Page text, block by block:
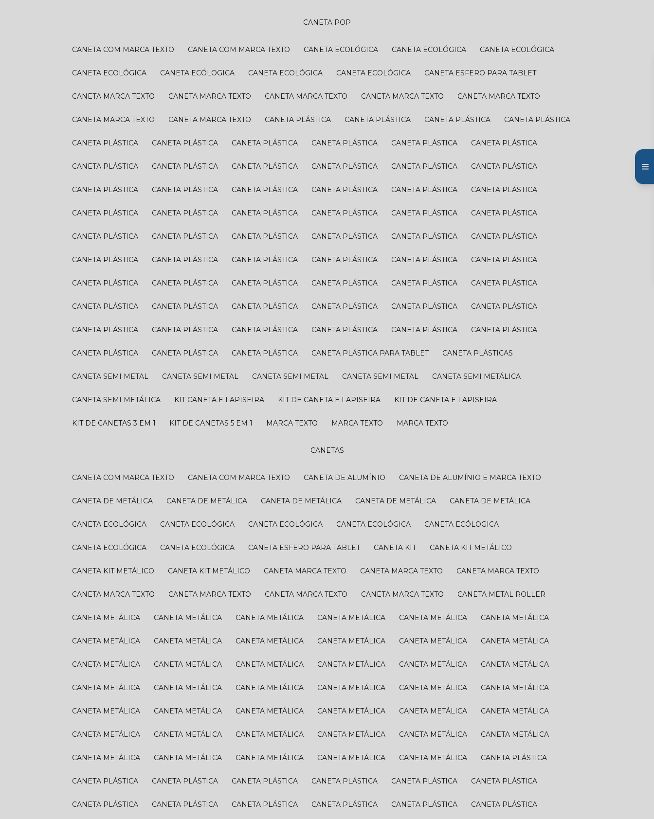
CANETA POP
CANETA COM MARCA TEXTO CANETA COM MARCA TEXTO CANETA ECOLÓGICA CANETA ECOLÓGICA CANETA ECOLÓGICA
CANETA ECOLÓGICA CANETA ECÓLOGICA CANETA ECOLÓGICA CANETA ECOLÓGICA CANETA ESFERO PARA TABLET
CANETA MARCA TEXTO CANETA MARCA TEXTO CANETA MARCA TEXTO CANETA MARCA TEXTO CANETA MARCA TEXTO
CANETA MARCA TEXTO CANETA MARCA TEXTO CANETA PLÁSTICA CANETA PLÁSTICA CANETA PLÁSTICA CANETA PLÁSTICA
CANETA PLÁSTICA CANETA PLÁSTICA CANETA PLÁSTICA CANETA PLÁSTICA CANETA PLÁSTICA CANETA PLÁSTICA
CANETA PLÁSTICA CANETA PLÁSTICA CANETA PLÁSTICA CANETA PLÁSTICA CANETA PLÁSTICA CANETA PLÁSTICA
CANETA PLÁSTICA CANETA PLÁSTICA CANETA PLÁSTICA CANETA PLÁSTICA CANETA PLÁSTICA CANETA PLÁSTICA
CANETA PLÁSTICA CANETA PLÁSTICA CANETA PLÁSTICA CANETA PLÁSTICA CANETA PLÁSTICA CANETA PLÁSTICA
CANETA PLÁSTICA CANETA PLÁSTICA CANETA PLÁSTICA CANETA PLÁSTICA CANETA PLÁSTICA CANETA PLÁSTICA
CANETA PLÁSTICA CANETA PLÁSTICA CANETA PLÁSTICA CANETA PLÁSTICA CANETA PLÁSTICA CANETA PLÁSTICA
CANETA PLÁSTICA CANETA PLÁSTICA CANETA PLÁSTICA CANETA PLÁSTICA CANETA PLÁSTICA CANETA PLÁSTICA
CANETA PLÁSTICA CANETA PLÁSTICA CANETA PLÁSTICA CANETA PLÁSTICA CANETA PLÁSTICA CANETA PLÁSTICA
CANETA PLÁSTICA CANETA PLÁSTICA CANETA PLÁSTICA CANETA PLÁSTICA CANETA PLÁSTICA CANETA PLÁSTICA
CANETA PLÁSTICA CANETA PLÁSTICA CANETA PLÁSTICA CANETA PLÁSTICA PARA TABLET CANETA PLÁSTICAS
CANETA SEMI METAL CANETA SEMI METAL CANETA SEMI METAL CANETA SEMI METAL CANETA SEMI METÁLICA
CANETA SEMI METÁLICA KIT CANETA E LAPISEIRA KIT DE CANETA E LAPISEIRA KIT DE CANETA E LAPISEIRA
KIT DE CANETAS 3 EM 1 KIT DE CANETAS 5 EM 1 MARCA TEXTO MARCA TEXTO MARCA TEXTO
CANETAS
CANETA COM MARCA TEXTO CANETA COM MARCA TEXTO CANETA DE ALUMÍNIO CANETA DE ALUMÍNIO E MARCA TEXTO
CANETA DE METÁLICA CANETA DE METÁLICA CANETA DE METÁLICA CANETA DE METÁLICA CANETA DE METÁLICA
CANETA ECOLÓGICA CANETA ECOLÓGICA CANETA ECOLÓGICA CANETA ECOLÓGICA CANETA ECÓLOGICA
CANETA ECOLÓGICA CANETA ECOLÓGICA CANETA ESFERO PARA TABLET CANETA KIT CANETA KIT METÁLICO
CANETA KIT METÁLICO CANETA KIT METÁLICO CANETA MARCA TEXTO CANETA MARCA TEXTO CANETA MARCA TEXTO
CANETA MARCA TEXTO CANETA MARCA TEXTO CANETA MARCA TEXTO CANETA MARCA TEXTO CANETA METAL ROLLER
CANETA METÁLICA CANETA METÁLICA CANETA METÁLICA CANETA METÁLICA CANETA METÁLICA CANETA METÁLICA
CANETA METÁLICA CANETA METÁLICA CANETA METÁLICA CANETA METÁLICA CANETA METÁLICA CANETA METÁLICA
CANETA METÁLICA CANETA METÁLICA CANETA METÁLICA CANETA METÁLICA CANETA METÁLICA CANETA METÁLICA
CANETA METÁLICA CANETA METÁLICA CANETA METÁLICA CANETA METÁLICA CANETA METÁLICA CANETA METÁLICA
CANETA METÁLICA CANETA METÁLICA CANETA METÁLICA CANETA METÁLICA CANETA METÁLICA CANETA METÁLICA
CANETA METÁLICA CANETA METÁLICA CANETA METÁLICA CANETA METÁLICA CANETA METÁLICA CANETA METÁLICA
CANETA METÁLICA CANETA METÁLICA CANETA METÁLICA CANETA METÁLICA CANETA METÁLICA CANETA PLÁSTICA
CANETA PLÁSTICA CANETA PLÁSTICA CANETA PLÁSTICA CANETA PLÁSTICA CANETA PLÁSTICA CANETA PLÁSTICA
CANETA PLÁSTICA CANETA PLÁSTICA CANETA PLÁSTICA CANETA PLÁSTICA CANETA PLÁSTICA CANETA PLÁSTICA